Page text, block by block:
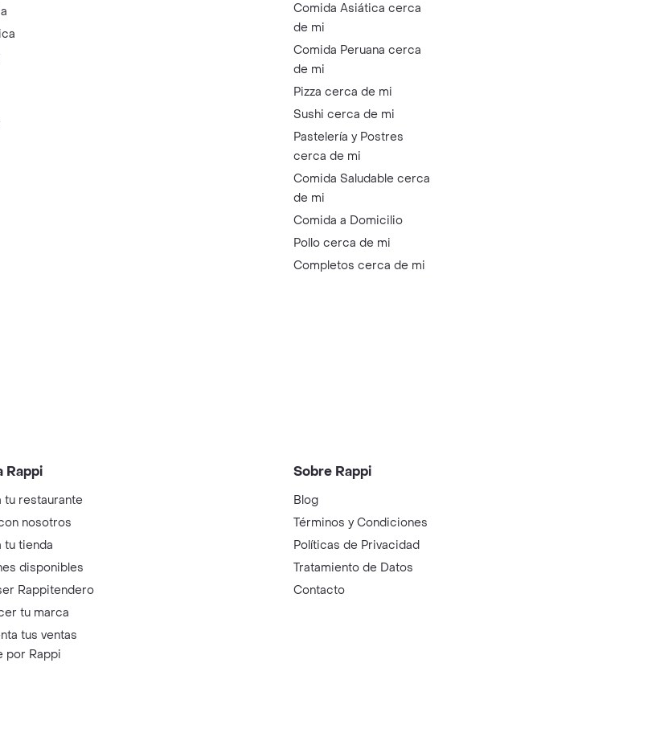
Comida Asiática cerca
de mi
Comida Peruana cerca
de mi
Pizza cerca de mi
Sushi cerca de mi
Pastelería y Postres
cerca de mi
Comida Saludable cerca
de mi
Comida a Domicilio
Pollo cerca de mi
Completos cerca de mi
Rappi
tu restaurante
nosotros
tu tienda
disponibles
Rappitendero
tu marca
tus ventas
por Rappi
Sobre Rappi
Blog
Términos y Condiciones
Políticas de Privacidad
Tratamiento de Datos
Contacto